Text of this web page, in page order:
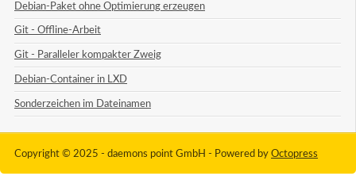
Debian-Paket ohne Optimierung erzeugen
Git - Offline-Arbeit
Git - Paralleler kompakter Zweig
Debian-Container in LXD
Sonderzeichen im Dateinamen
Copyright © 2025 - daemons point GmbH - Powered by Octopress